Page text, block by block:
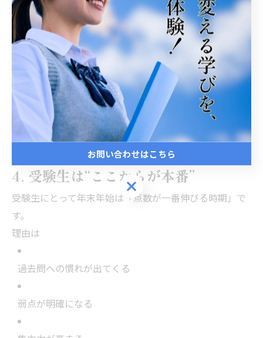
英語長文
計算ドリル
教科書の予習
これで1月の学校・模試で完全にスタートダッシュでき
ます。
4. 受験生は“ここからが本番”
受験生にとって年末年始は「点数が一番伸びる時期」で
す。
理由は
過去問への慣れが出てくる
弱点が明確になる
お問い合わせはこちら
お問い合わせはこちら